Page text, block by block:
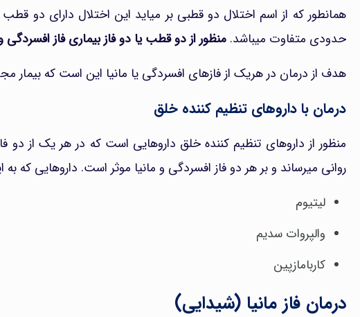
همانطور که از اسم اختلال دو قطبی بر میاید این اختلال دارای دو قطب
حدودی متفاوت میباشد.منظور از دو قطب یا دو فاز بیماری فاز
هدف از درمان در هریک از فازهای افسردگی یا مانیا این است که بیمار
درمان با داروهای تنظیم کننده خلق
منظور از داروهای تنظیم کننده خلق داروهایی است که در هر یک از دو
روانی میرساند و بر هر دو فاز افسردگی و مانیا موثر است. داروهایی که
لیتیوم
والپروات سدیم
کاربامازپین
درمان فاز مانیا (شیدایی)